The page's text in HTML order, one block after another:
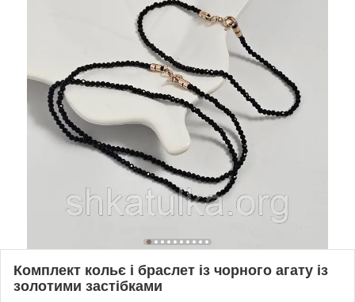
Комплект кольє і браслет із чорного агату із
золотими застібками